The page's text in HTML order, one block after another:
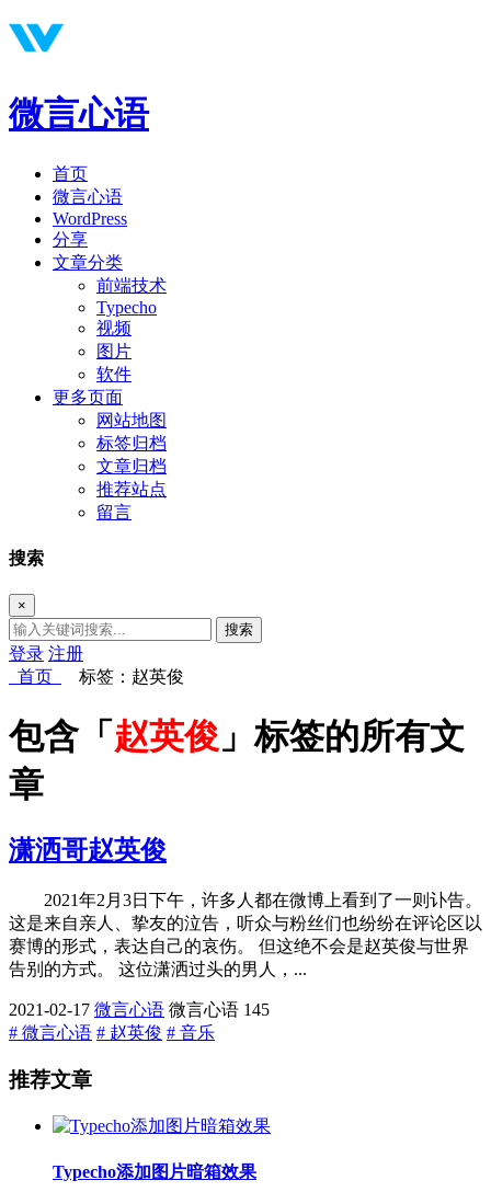
微言心语
首页
微言心语
WordPress
分享
文章分类
前端技术
Typecho
视频
图片
软件
更多页面
网站地图
标签归档
文章归档
推荐站点
留言
搜索
×
搜索
登录 注册
首页
标签：赵英俊
包含「 赵英俊 」标签的所有文
章
潇洒哥赵英俊
2021年2月3日下午，许多人都在微博上看到了一则讣告。
这是来自亲人、挚友的泣告，听众与粉丝们也纷纷在评论区以
赛博的形式，表达自己的哀伤。 但这绝不会是赵英俊与世界
告别的方式。 这位潇洒过头的男人，...
2021-02-17 微言心语 微言心语 145
# 微言心语 # 赵英俊 # 音乐
推荐文章
Typecho添加图片暗箱效果